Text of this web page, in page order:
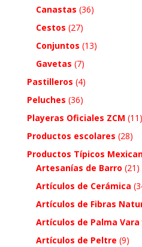
Canastas (36)
Cestos (27)
Conjuntos (13)
Gavetas (7)
Pastilleros (4)
Peluches (36)
Playeras Oficiales ZCM (11)
Productos escolares (28)
Productos Típicos
Artesanías de Barro (21)
Artículos de Cerámica
Artículos de Fibras
Artículos de Palma
Artículos de Peltre (9)